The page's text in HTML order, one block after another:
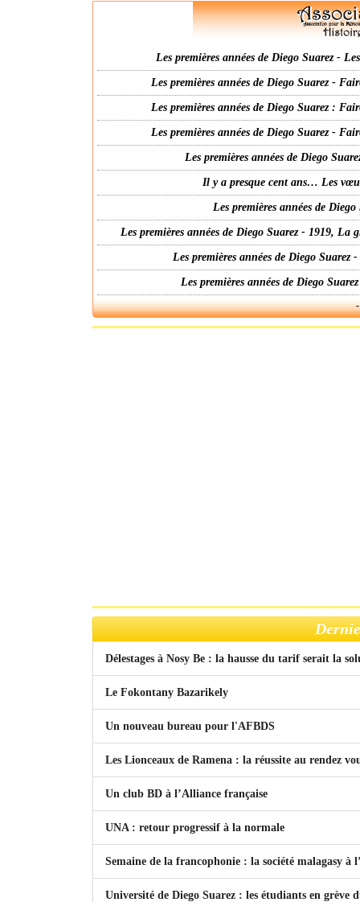
Les premières années de Diego Suarez -
Les premières années de Diego Suarez -
Les premières années de Diego Suarez :
Les premières années de Diego Suarez -
Les premières années de Diego
Il y a presque cent ans… Les
Les premières années de
Les premières années de Diego Suarez - 1919,
Les premières années de Diego
Les premières années de Diego
Délestages à Nosy Be : la hausse du tarif serait la
Le Fokontany Bazarikely
Un nouveau bureau pour l'AFBDS
Les Lionceaux de Ramena : la réussite au rendez
Un club BD à l’Alliance française
UNA : retour progressif à la normale
Semaine de la francophonie : la société malagasy à
Université de Diego Suarez : les étudiants en grève